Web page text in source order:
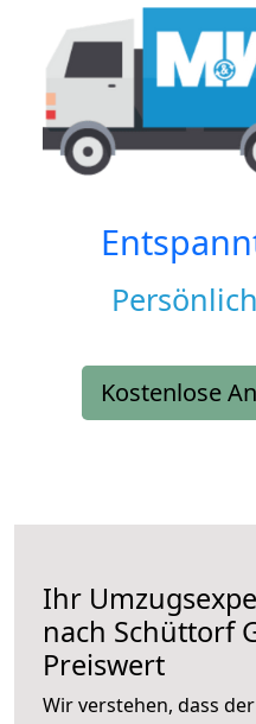
Kostenlose
Ihr
nach Schüttorf
Preiswert
Wir verstehen, dass